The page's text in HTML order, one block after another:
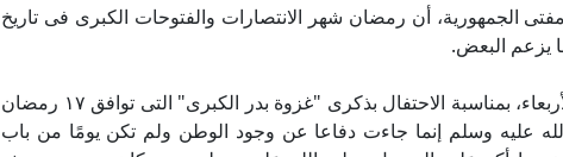
الجمهورية، أن رمضان شهر الانتصارات والفتوحات الكبرى فى تاريخ
يزعم البعض.
وقال مفتى الجمهورية فى كلمته ،اليوم الأربعاء، بمناسبة الاحتفال بذكرى "غزوة بدر الكبرى" التى توافق ١٧ رمضان
عليه وسلم إنما جاءت دفاعا عن وجود الوطن ولم تكن يومًا من باب